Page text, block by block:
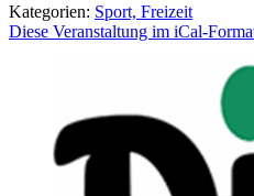
Kategorien: Sport, Freizeit
Diese Veranstaltung im iCal-